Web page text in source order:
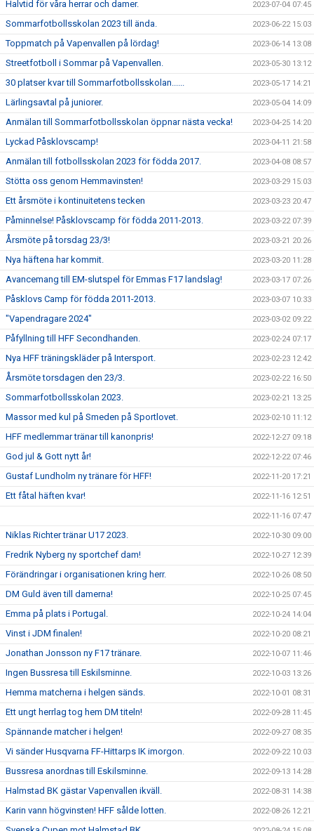
Halvtid för våra herrar och damer. 2023-07-04 07:45
Sommarfotbollsskolan 2023 till ända. 2023-06-22 15:03
Toppmatch på Vapenvallen på lördag! 2023-06-14 13:08
Streetfotboll i Sommar på Vapenvallen. 2023-05-30 13:12
30 platser kvar till Sommarfotbollsskolan...... 2023-05-17 14:21
Lärlingsavtal på juniorer. 2023-05-04 14:09
Anmälan till Sommarfotbollsskolan öppnar nästa vecka! 2023-04-25 14:20
Lyckad Påsklovscamp! 2023-04-11 21:58
Anmälan till fotbollsskolan 2023 för födda 2017. 2023-04-08 08:57
Stötta oss genom Hemmavinsten! 2023-03-29 15:03
Ett årsmöte i kontinuitetens tecken 2023-03-23 20:47
Påminnelse! Påsklovscamp för födda 2011-2013. 2023-03-22 07:39
Årsmöte på torsdag 23/3! 2023-03-21 20:26
Nya häftena har kommit. 2023-03-20 11:28
Avancemang till EM-slutspel för Emmas F17 landslag! 2023-03-17 07:26
Påsklovs Camp för födda 2011-2013. 2023-03-07 10:33
"Vapendragare 2024" 2023-03-02 09:22
Påfyllning till HFF Secondhanden. 2023-02-24 07:17
Nya HFF träningskläder på Intersport. 2023-02-23 12:42
Årsmöte torsdagen den 23/3. 2023-02-22 16:50
Sommarfotbollsskolan 2023. 2023-02-21 13:25
Massor med kul på Smeden på Sportlovet. 2023-02-10 11:12
HFF medlemmar tränar till kanonpris! 2022-12-27 09:18
God jul & Gott nytt år! 2022-12-22 07:46
Gustaf Lundholm ny tränare för HFF! 2022-11-20 17:21
Ett fåtal häften kvar! 2022-11-16 12:51
2022-11-16 07:47
Niklas Richter tränar U17 2023. 2022-10-30 09:00
Fredrik Nyberg ny sportchef dam! 2022-10-27 12:39
Förändringar i organisationen kring herr. 2022-10-26 08:50
DM Guld även till damerna! 2022-10-25 07:45
Emma på plats i Portugal. 2022-10-24 14:04
Vinst i JDM finalen! 2022-10-20 08:21
Jonathan Jonsson ny F17 tränare. 2022-10-07 11:46
Ingen Bussresa till Eskilsminne. 2022-10-03 13:26
Hemma matcherna i helgen sänds. 2022-10-01 08:31
Ett ungt herrlag tog hem DM titeln! 2022-09-28 11:45
Spännande matcher i helgen! 2022-09-27 08:35
Vi sänder Husqvarna FF-Hittarps IK imorgon. 2022-09-22 10:03
Bussresa anordnas till Eskilsminne. 2022-09-13 14:28
Halmstad BK gästar Vapenvallen ikväll. 2022-08-31 14:38
Karin vann högvinsten! HFF sålde lotten. 2022-08-26 12:21